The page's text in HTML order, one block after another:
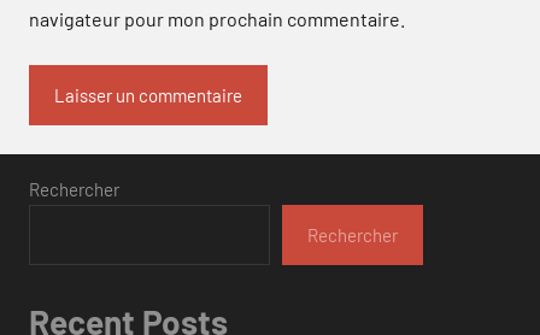
navigateur pour mon prochain commentaire.
Rechercher
Rechercher
Recent Posts